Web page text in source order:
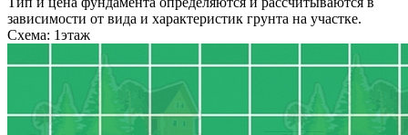
зависимости от вида и характеристик грунта на участке.
Схема: 1этаж